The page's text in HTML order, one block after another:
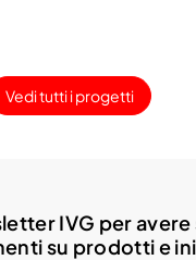
Vedi tutti i progetti
IVG per
su prodotti e